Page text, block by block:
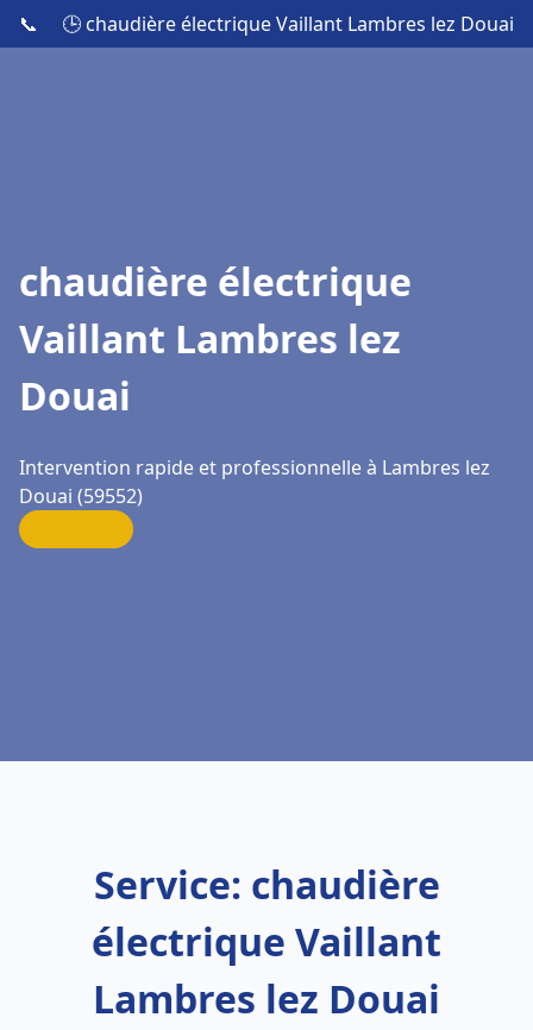
📞 🕒 chaudière électrique Vaillant Lambres lez Douai
chaudière électrique
Vaillant Lambres lez
Douai
Intervention rapide et professionnelle à Lambres lez
Douai (59552)
Service: chaudière
électrique Vaillant
Lambres lez Douai